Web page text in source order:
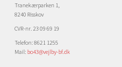
Tranekærparken 1,
8240 Risskov
CVR-nr. 23 09 69 19
Telefon: 8621 1255
Mail: bo43@vejlby-bf.dk